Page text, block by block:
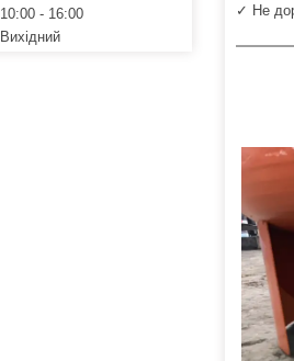
✓ Не
10:00
16:00
Вихідний